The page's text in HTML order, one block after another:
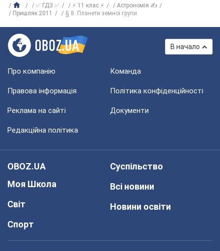
✅ ГДЗ ✅ ⚡ 11 клас ⚡
Астрономія ✍
Пришляк 2011
§ 8. Планети земної групи
В начало
Про компанію Команда
Правова інформація Політика конфіденційності
Реклама на сайті Документи
Редакційна політика
OBOZ.UA
Моя Школа
Світ
Спорт
Суспільство
Всі новини
Новини освіти